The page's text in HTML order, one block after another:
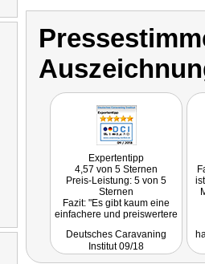
Expertentipp
4,57 von 5 Sternen
Preis-Leistung: 5 von 5
Sternen
Fazit: "Es gibt kaum eine
einfachere und preiswertere
oder den Caravan im
Winterschlaf wirksam vor
Deutsches Caravaning
Institut 09/18